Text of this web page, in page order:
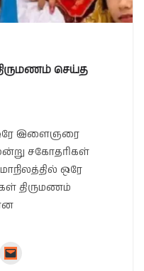
செய்த
ஒரே இளைஞரை
சகோதரிகள்
ஒரே
திருமணம்